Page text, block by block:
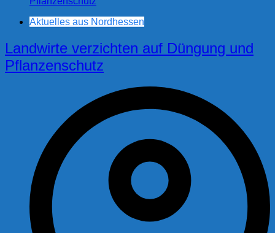
Aktuelles aus Nordhessen
Landwirte verzichten auf Düngung und
Pflanzenschutz